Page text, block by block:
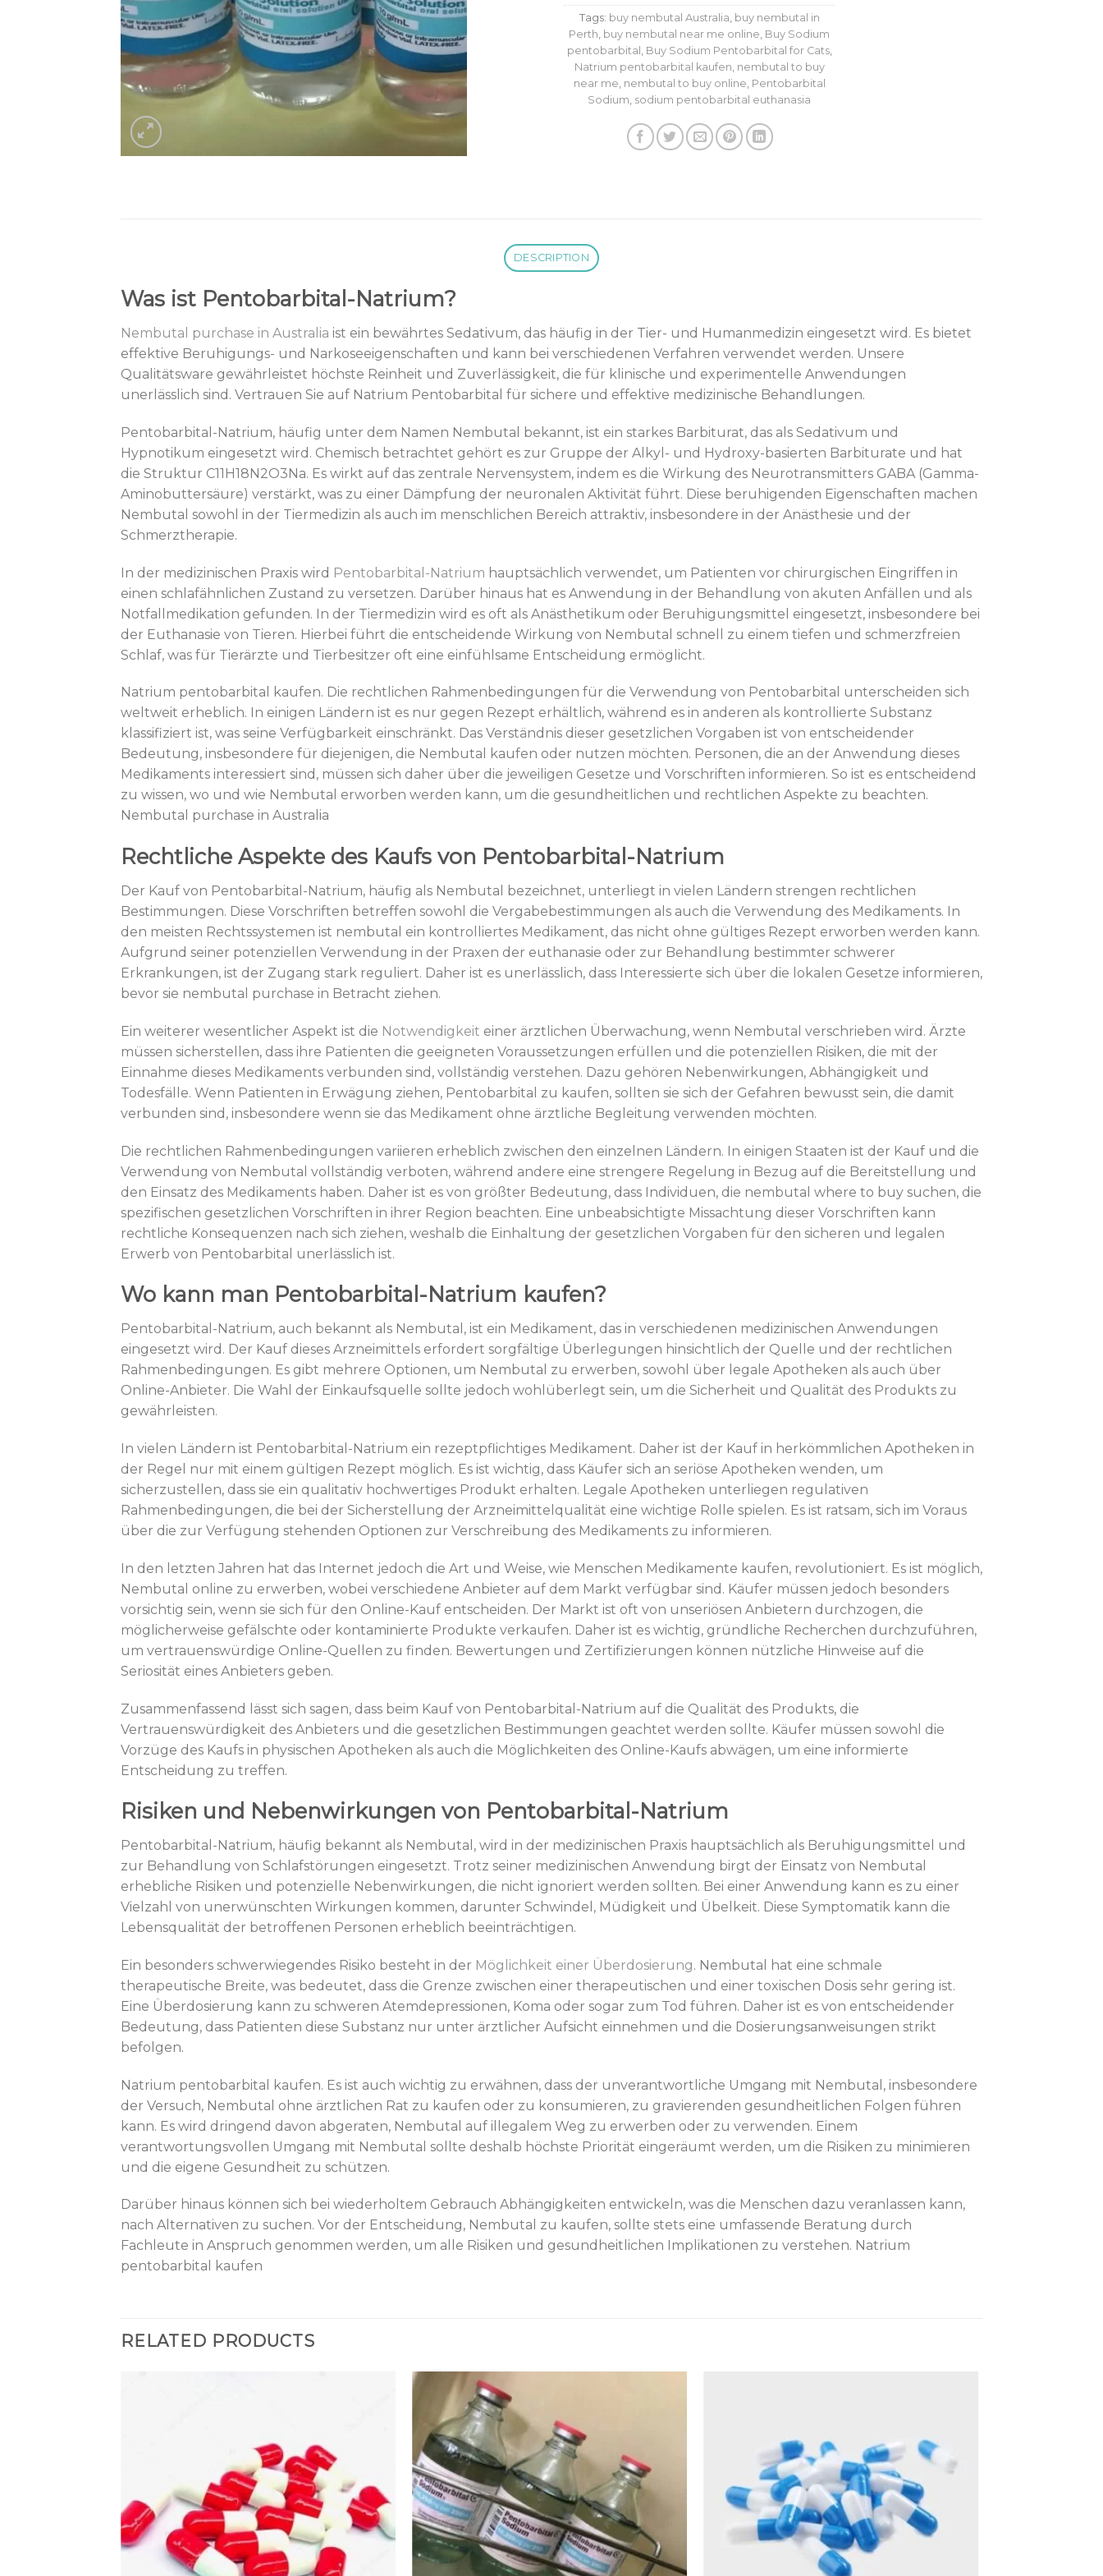
Tags: buy nembutal Australia, buy nembutal in
Perth, buy nembutal near me online, Buy Sodium
pentobarbital , Buy Sodium Pentobarbital for Cats,
Natrium pentobarbital kaufen, nembutal to buy
near me, nembutal to buy online, Pentobarbital
Sodium, sodium pentobarbital euthanasia
DESCRIPTION
Was ist Pentobarbital-Natrium?
Nembutal purchase in Australia ist ein bewährtes Sedativum, das häufig in der Tier- und Humanmedizin eingesetzt wird. Es bietet
effektive Beruhigungs- und Narkoseeigenschaften und kann bei verschiedenen Verfahren verwendet werden. Unsere
Qualitätsware gewährleistet höchste Reinheit und Zuverlässigkeit, die für klinische und experimentelle Anwendungen
unerlässlich sind. Vertrauen Sie auf Natrium Pentobarbital für sichere und effektive medizinische Behandlungen.
Pentobarbital-Natrium, häufig unter dem Namen Nembutal bekannt, ist ein starkes Barbiturat, das als Sedativum und
Hypnotikum eingesetzt wird. Chemisch betrachtet gehört es zur Gruppe der Alkyl- und Hydroxy-basierten Barbiturate und hat
die Struktur C11H18N2O3Na. Es wirkt auf das zentrale Nervensystem, indem es die Wirkung des Neurotransmitters GABA (Gamma-
Aminobuttersäure) verstärkt, was zu einer Dämpfung der neuronalen Aktivität führt. Diese beruhigenden Eigenschaften machen
Nembutal sowohl in der Tiermedizin als auch im menschlichen Bereich attraktiv, insbesondere in der Anästhesie und der
Schmerztherapie.
In der medizinischen Praxis wird Pentobarbital-Natrium hauptsächlich verwendet, um Patienten vor chirurgischen Eingriffen in
einen schlafähnlichen Zustand zu versetzen. Darüber hinaus hat es Anwendung in der Behandlung von akuten Anfällen und als
Notfallmedikation gefunden. In der Tiermedizin wird es oft als Anästhetikum oder Beruhigungsmittel eingesetzt, insbesondere bei
der Euthanasie von Tieren. Hierbei führt die entscheidende Wirkung von Nembutal schnell zu einem tiefen und schmerzfreien
Schlaf, was für Tierärzte und Tierbesitzer oft eine einfühlsame Entscheidung ermöglicht.
Natrium pentobarbital kaufen. Die rechtlichen Rahmenbedingungen für die Verwendung von Pentobarbital unterscheiden sich
weltweit erheblich. In einigen Ländern ist es nur gegen Rezept erhältlich, während es in anderen als kontrollierte Substanz
klassifiziert ist, was seine Verfügbarkeit einschränkt. Das Verständnis dieser gesetzlichen Vorgaben ist von entscheidender
Bedeutung, insbesondere für diejenigen, die Nembutal kaufen oder nutzen möchten. Personen, die an der Anwendung dieses
Medikaments interessiert sind, müssen sich daher über die jeweiligen Gesetze und Vorschriften informieren. So ist es entscheidend
zu wissen, wo und wie Nembutal erworben werden kann, um die gesundheitlichen und rechtlichen Aspekte zu beachten.
Nembutal purchase in Australia
Rechtliche Aspekte des Kaufs von Pentobarbital-Natrium
Der Kauf von Pentobarbital-Natrium, häufig als Nembutal bezeichnet, unterliegt in vielen Ländern strengen rechtlichen
Bestimmungen. Diese Vorschriften betreffen sowohl die Vergabebestimmungen als auch die Verwendung des Medikaments. In
den meisten Rechtssystemen ist nembutal ein kontrolliertes Medikament, das nicht ohne gültiges Rezept erworben werden kann.
Aufgrund seiner potenziellen Verwendung in der Praxen der euthanasie oder zur Behandlung bestimmter schwerer
Erkrankungen, ist der Zugang stark reguliert. Daher ist es unerlässlich, dass Interessierte sich über die lokalen Gesetze informieren,
bevor sie nembutal purchase in Betracht ziehen.
Ein weiterer wesentlicher Aspekt ist die Notwendigkeit einer ärztlichen Überwachung, wenn Nembutal verschrieben wird. Ärzte
müssen sicherstellen, dass ihre Patienten die geeigneten Voraussetzungen erfüllen und die potenziellen Risiken, die mit der
Einnahme dieses Medikaments verbunden sind, vollständig verstehen. Dazu gehören Nebenwirkungen, Abhängigkeit und
Todesfälle. Wenn Patienten in Erwägung ziehen, Pentobarbital zu kaufen, sollten sie sich der Gefahren bewusst sein, die damit
verbunden sind, insbesondere wenn sie das Medikament ohne ärztliche Begleitung verwenden möchten.
Die rechtlichen Rahmenbedingungen variieren erheblich zwischen den einzelnen Ländern. In einigen Staaten ist der Kauf und die
Verwendung von Nembutal vollständig verboten, während andere eine strengere Regelung in Bezug auf die Bereitstellung und
den Einsatz des Medikaments haben. Daher ist es von größter Bedeutung, dass Individuen, die nembutal where to buy suchen, die
spezifischen gesetzlichen Vorschriften in ihrer Region beachten. Eine unbeabsichtigte Missachtung dieser Vorschriften kann
rechtliche Konsequenzen nach sich ziehen, weshalb die Einhaltung der gesetzlichen Vorgaben für den sicheren und legalen
Erwerb von Pentobarbital unerlässlich ist.
Wo kann man Pentobarbital-Natrium kaufen?
Pentobarbital-Natrium, auch bekannt als Nembutal, ist ein Medikament, das in verschiedenen medizinischen Anwendungen
eingesetzt wird. Der Kauf dieses Arzneimittels erfordert sorgfältige Überlegungen hinsichtlich der Quelle und der rechtlichen
Rahmenbedingungen. Es gibt mehrere Optionen, um Nembutal zu erwerben, sowohl über legale Apotheken als auch über
Online-Anbieter. Die Wahl der Einkaufsquelle sollte jedoch wohlüberlegt sein, um die Sicherheit und Qualität des Produkts zu
gewährleisten.
In vielen Ländern ist Pentobarbital-Natrium ein rezeptpflichtiges Medikament. Daher ist der Kauf in herkömmlichen Apotheken in
der Regel nur mit einem gültigen Rezept möglich. Es ist wichtig, dass Käufer sich an seriöse Apotheken wenden, um
sicherzustellen, dass sie ein qualitativ hochwertiges Produkt erhalten. Legale Apotheken unterliegen regulativen
Rahmenbedingungen, die bei der Sicherstellung der Arzneimittelqualität eine wichtige Rolle spielen. Es ist ratsam, sich im Voraus
über die zur Verfügung stehenden Optionen zur Verschreibung des Medikaments zu informieren.
In den letzten Jahren hat das Internet jedoch die Art und Weise, wie Menschen Medikamente kaufen, revolutioniert. Es ist möglich,
Nembutal online zu erwerben, wobei verschiedene Anbieter auf dem Markt verfügbar sind. Käufer müssen jedoch besonders
vorsichtig sein, wenn sie sich für den Online-Kauf entscheiden. Der Markt ist oft von unseriösen Anbietern durchzogen, die
möglicherweise gefälschte oder kontaminierte Produkte verkaufen. Daher ist es wichtig, gründliche Recherchen durchzuführen,
um vertrauenswürdige Online-Quellen zu finden. Bewertungen und Zertifizierungen können nützliche Hinweise auf die
Seriosität eines Anbieters geben.
Zusammenfassend lässt sich sagen, dass beim Kauf von Pentobarbital-Natrium auf die Qualität des Produkts, die
Vertrauenswürdigkeit des Anbieters und die gesetzlichen Bestimmungen geachtet werden sollte. Käufer müssen sowohl die
Vorzüge des Kaufs in physischen Apotheken als auch die Möglichkeiten des Online-Kaufs abwägen, um eine informierte
Entscheidung zu treffen.
Risiken und Nebenwirkungen von Pentobarbital-Natrium
Pentobarbital-Natrium, häufig bekannt als Nembutal, wird in der medizinischen Praxis hauptsächlich als Beruhigungsmittel und
zur Behandlung von Schlafstörungen eingesetzt. Trotz seiner medizinischen Anwendung birgt der Einsatz von Nembutal
erhebliche Risiken und potenzielle Nebenwirkungen, die nicht ignoriert werden sollten. Bei einer Anwendung kann es zu einer
Vielzahl von unerwünschten Wirkungen kommen, darunter Schwindel, Müdigkeit und Übelkeit. Diese Symptomatik kann die
Lebensqualität der betroffenen Personen erheblich beeinträchtigen.
Ein besonders schwerwiegendes Risiko besteht in der Möglichkeit einer Überdosierung. Nembutal hat eine schmale
therapeutische Breite, was bedeutet, dass die Grenze zwischen einer therapeutischen und einer toxischen Dosis sehr gering ist.
Eine Überdosierung kann zu schweren Atemdepressionen, Koma oder sogar zum Tod führen. Daher ist es von entscheidender
Bedeutung, dass Patienten diese Substanz nur unter ärztlicher Aufsicht einnehmen und die Dosierungsanweisungen strikt
befolgen.
Natrium pentobarbital kaufen. Es ist auch wichtig zu erwähnen, dass der unverantwortliche Umgang mit Nembutal, insbesondere
der Versuch, Nembutal ohne ärztlichen Rat zu kaufen oder zu konsumieren, zu gravierenden gesundheitlichen Folgen führen
kann. Es wird dringend davon abgeraten, Nembutal auf illegalem Weg zu erwerben oder zu verwenden. Einem
verantwortungsvollen Umgang mit Nembutal sollte deshalb höchste Priorität eingeräumt werden, um die Risiken zu minimieren
und die eigene Gesundheit zu schützen.
Darüber hinaus können sich bei wiederholtem Gebrauch Abhängigkeiten entwickeln, was die Menschen dazu veranlassen kann,
nach Alternativen zu suchen. Vor der Entscheidung, Nembutal zu kaufen, sollte stets eine umfassende Beratung durch
Fachleute in Anspruch genommen werden, um alle Risiken und gesundheitlichen Implikationen zu verstehen. Natrium
pentobarbital kaufen
RELATED PRODUCTS
Add to wishlist Add to wishlist